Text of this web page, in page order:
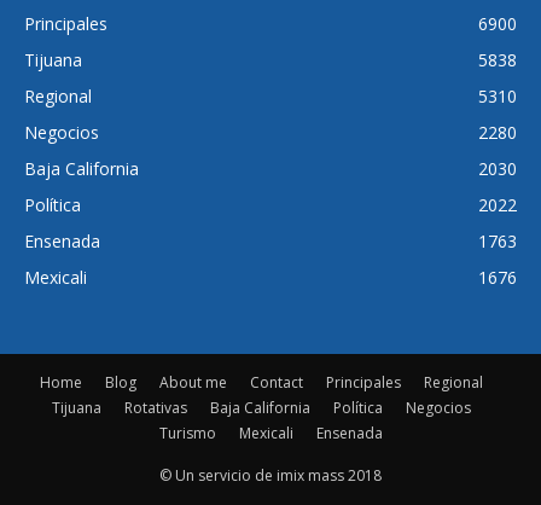
Principales
6900
Tijuana
5838
Regional
5310
Negocios
2280
Baja California
2030
Política
2022
Ensenada
1763
Mexicali
1676
Home Blog About me Contact Principales
Regional
Tijuana
Rotativas Baja California Política
Negocios
Turismo
Mexicali Ensenada
© Un servicio de imix mass 2018